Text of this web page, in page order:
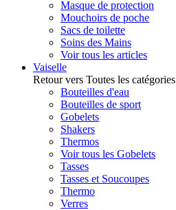
Masque de protection
Mouchoirs de poche
Sacs de toilette
Soins des Mains
Voir tous les articles
Vaiselle
Retour vers Toutes les catégories
Bouteilles d'eau
Bouteilles de sport
Gobelets
Shakers
Thermos
Voir tous les Gobelets
Tasses
Tasses et Soucoupes
Thermo
Verres